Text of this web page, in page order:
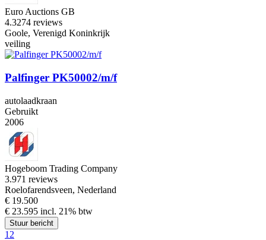
Euro Auctions GB
4.3274 reviews
Goole, Verenigd Koninkrijk
veiling
Palfinger PK50002/m/f
autolaadkraan
Gebruikt
2006
Hogeboom Trading Company
3.971 reviews
Roelofarendsveen, Nederland
€ 19.500
€ 23.595 incl. 21% btw
Stuur bericht
1 2